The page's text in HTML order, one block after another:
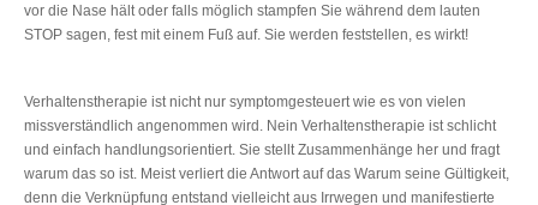
vor die Nase hält oder falls möglich stampfen Sie während dem lauten
STOP sagen, fest mit einem Fuß auf. Sie werden feststellen, es wirkt!
Verhaltenstherapie ist nicht nur symptomgesteuert wie es von vielen
missverständlich angenommen wird. Nein Verhaltenstherapie ist schlicht
und einfach handlungsorientiert. Sie stellt Zusammenhänge her und fragt
warum das so ist. Meist verliert die Antwort auf das Warum seine Gültigkeit,
denn die Verknüpfung entstand vielleicht aus Irrwegen und manifestierte